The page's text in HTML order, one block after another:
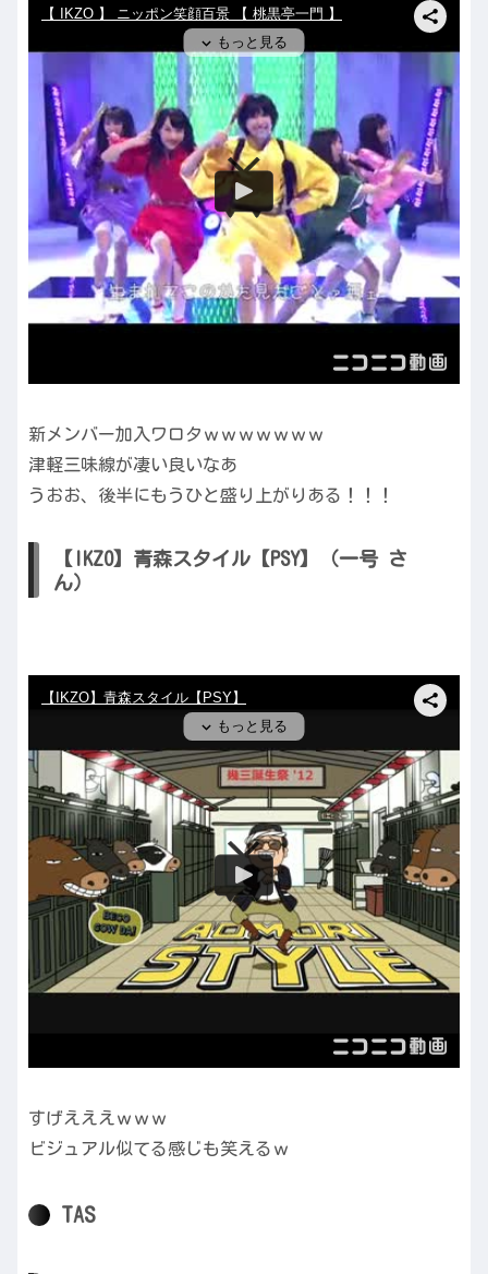
新メンバー加入ワロタｗｗｗｗｗｗｗ
津軽三味線が凄い良いなあ
うおお、後半にもうひと盛り上がりある！！！
【IKZO】青森スタイル【PSY】（一号 さ
ん）
すげえええｗｗｗ
ビジュアル似てる感じも笑えるｗ
TAS